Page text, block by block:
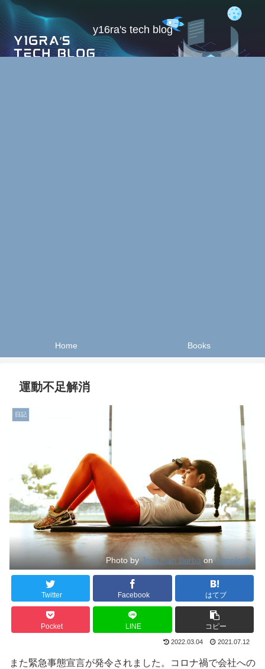
y16ra's tech blog
Home Books
運動不足解消
日記
Photo byJonathan Borba onUnsplash
Twitter Facebook はてブ
Pocket LINE コピー
2022.03.04 2021.07.12
また緊急事態宣言が発令されました。コロナ禍で会社への